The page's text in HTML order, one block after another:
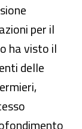
per il
ha visto il
delle